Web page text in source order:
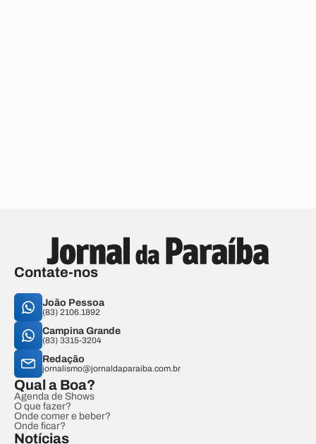
Contate-nos
João Pessoa
(83) 2106.1892
Campina Grande
(83) 3315-3204
Redação
jornalismo@jornaldaparaiba.com.br
Qual a Boa?
Agenda de Shows
O que fazer?
Onde comer e beber?
Onde ficar?
Notícias